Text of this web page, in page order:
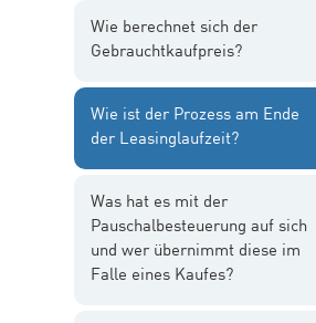
Wie berechnet sich der
Gebrauchtkaufpreis?
Wie ist der Prozess am Ende
der Leasinglaufzeit?
Was hat es mit der
Pauschalbesteuerung auf sich
und wer übernimmt diese im
Falle eines Kaufes?